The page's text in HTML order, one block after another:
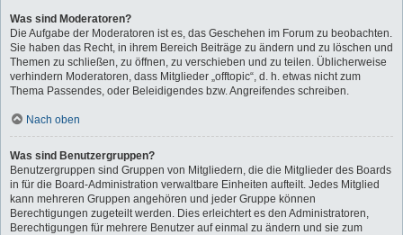
Was sind Moderatoren?
Die Aufgabe der Moderatoren ist es, das Geschehen im Forum zu beobachten.
Sie haben das Recht, in ihrem Bereich Beiträge zu ändern und zu löschen und
Themen zu schließen, zu öffnen, zu verschieben und zu teilen. Üblicherweise
verhindern Moderatoren, dass Mitglieder „offtopic“, d. h. etwas nicht zum
Thema Passendes, oder Beleidigendes bzw. Angreifendes schreiben.
Nach oben
Was sind Benutzergruppen?
Benutzergruppen sind Gruppen von Mitgliedern, die die Mitglieder des Boards
in für die Board-Administration verwaltbare Einheiten aufteilt. Jedes Mitglied
kann mehreren Gruppen angehören und jeder Gruppe können
Berechtigungen zugeteilt werden. Dies erleichtert es den Administratoren,
Berechtigungen für mehrere Benutzer auf einmal zu ändern und sie zum